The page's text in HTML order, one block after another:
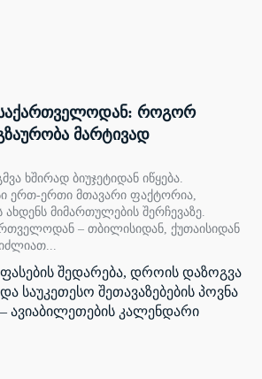
საქართველოდან: როგორ
მარტივად
ხშირად ბიუჯეტიდან იწყება.
ერთ-ერთი მთავარი ფაქტორია,
მიმართულების შერჩევაზე.
– თბილისიდან, ქუთაისიდან
ფასების შედარება, დროის დაზოგვა
და საუკეთესო შეთავაზებების პოვნა
– ავიაბილეთების კალენდარი